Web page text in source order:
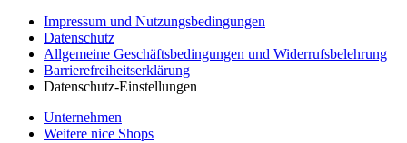
Impressum und Nutzungsbedingungen
Datenschutz
Allgemeine Geschäftsbedingungen und Widerrufsbelehrung
Barrierefreiheitserklärung
Datenschutz-Einstellungen
Unternehmen
Weitere nice Shops